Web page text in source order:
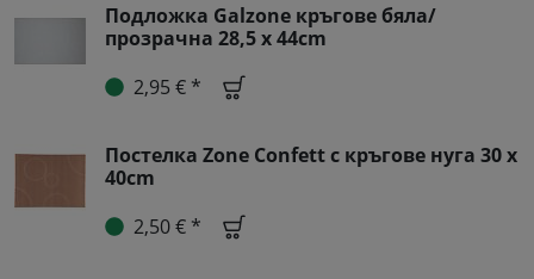
Подложка Galzone кръгове бяла/
прозрачна 28,5 x 44cm
2,95 € *
Постелка Zone Confett с кръгове нуга 30 x
40cm
2,50 € *